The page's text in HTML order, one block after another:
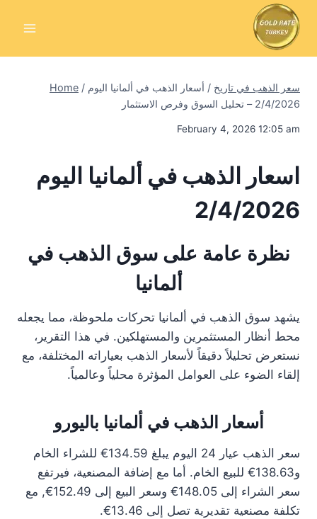
Home / سعر الذهب في تاريخ / أسعار الذهب في ألمانيا اليوم
2/4/2026 – تحليل السوق وفرص الاستثمار
February 4, 2026 12:05 am
اسعار الذهب في ألمانيا اليوم
2/4/2026
نظرة عامة على سوق الذهب في
ألمانيا
يشهد سوق الذهب في ألمانيا تحركات ملحوظة، مما يجعله
محط أنظار المستثمرين والمستهلكين. في هذا التقرير،
نستعرض تحليلاً دقيقاً لأسعار الذهب بعياراته المختلفة، مع
إلقاء الضوء على العوامل المؤثرة محلياً وعالمياً.
أسعار الذهب في ألمانيا باليورو
سعر الذهب عيار 24 اليوم يبلغ 134.59€ للشراء الخام
و138.63€ للبيع الخام. أما مع إضافة المصنعية، فيرتفع
سعر الشراء إلى 148.05€ وسعر البيع إلى 152.49€, مع
تكلفة مصنعية تقديرية تصل إلى 13.46€.